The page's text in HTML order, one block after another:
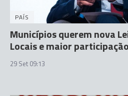
PAÍS
Municípios querem nova
Locais e maior
29 Set 09:13